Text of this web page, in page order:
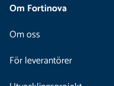
Om Fortinova
Om oss
För leverantörer